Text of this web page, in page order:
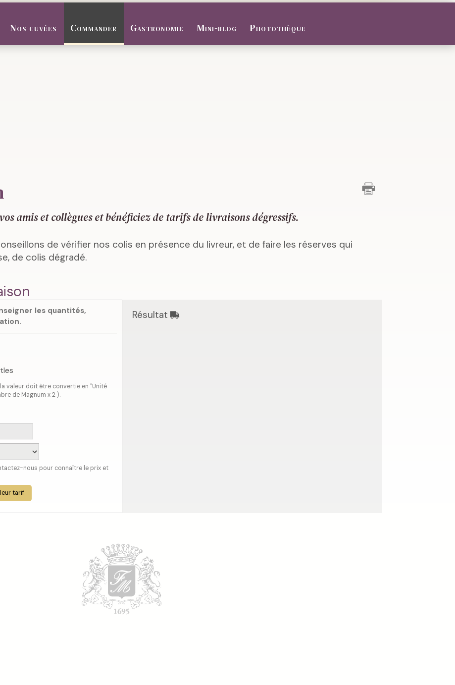
Nos cuvées Commander Gastronomie Mini-blog Photothèque
amis et collègues et bénéficiez de tarifs de livraisons dégressifs.
de vérifier nos colis en présence du livreur, et de faire les réserves qui
de colis dégradé.
les quantités,
valeur doit être convertie en "Unité
de Magnum x 2 ).
nous pour connaître le prix et
tarif
Résultat